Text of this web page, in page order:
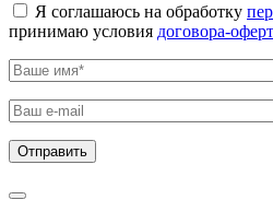
Я соглашаюсь на обработку
принимаю условия договора-